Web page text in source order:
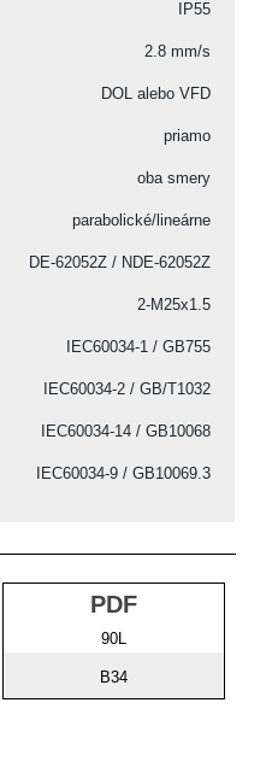
IP55
2.8 mm/s
DOL alebo VFD
priamo
oba smery
parabolické/lineárne
DE-62052Z / NDE-62052Z
2-M25x1.5
IEC60034-1 / GB755
IEC60034-2 / GB/T1032
IEC60034-14 / GB10068
IEC60034-9 / GB10069.3
PDF
90L
B34